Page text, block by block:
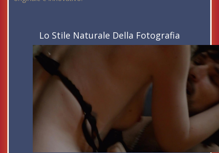
Lo Stile Naturale Della Fotografia